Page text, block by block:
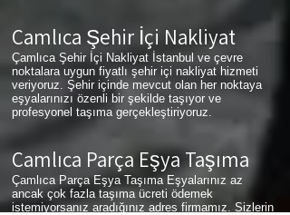
Çamlıca Şehir İçi Nakliyat
Çamlıca Şehir İçi Nakliyat İstanbul ve çevre
noktalara uygun fiyatlı şehir içi nakliyat hizmeti
veriyoruz. Şehir içinde mevcut olan her noktaya
eşyalarınızı özenli bir şekilde taşıyor ve
profesyonel taşıma gerçekleştiriyoruz.
Çamlıca Parça Eşya Taşıma
Çamlıca Parça Eşya Taşıma Eşyalarınız az
ancak çok fazla taşıma ücreti ödemek
istemiyorsanız aradığınız adres firmamız. Sizlerin